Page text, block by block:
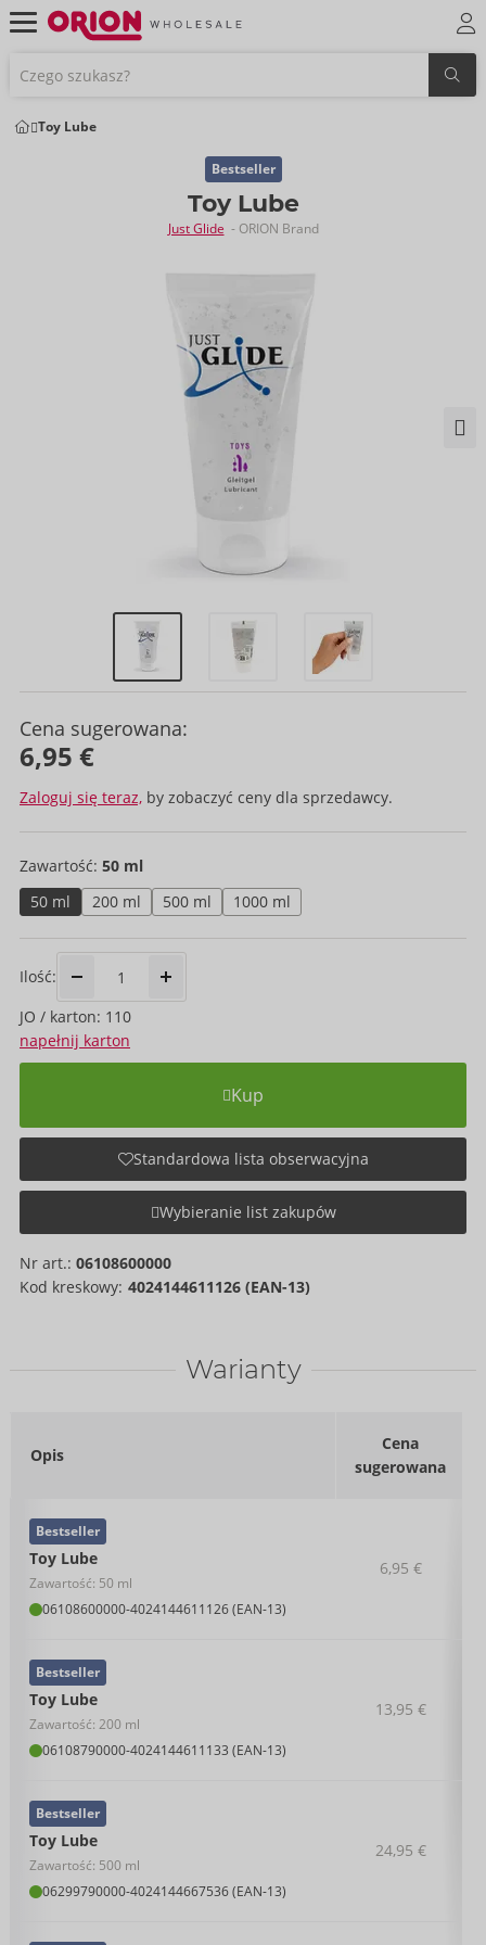
Toy Lube
Bestseller
Toy Lube
Just Glide - ORION Brand
Cena sugerowana:
6,95 €
Zaloguj się teraz, by zobaczyć ceny dla sprzedawcy.
Zawartość: 50 ml
50 ml
200 ml 500 ml 1000 ml
Ilość:
JO / karton: 110
napełnij karton
Kup
Standardowa lista obserwacyjna
Wybieranie list zakupów
Nr art.: 06108600000
Kod kreskowy: 4024144611126 (EAN-13)
Warianty
Opis
Cena
sugerowana
Toy Lube
Zawartość: 50 ml
06108600000-4024144611126 (EAN-13)
Bestseller
6,95 €
Toy Lube
Zawartość: 200 ml
06108790000-4024144611133 (EAN-13)
Bestseller
13,95 €
Toy Lube
Zawartość: 500 ml
06299790000-4024144667536 (EAN-13)
Bestseller
24,95 €